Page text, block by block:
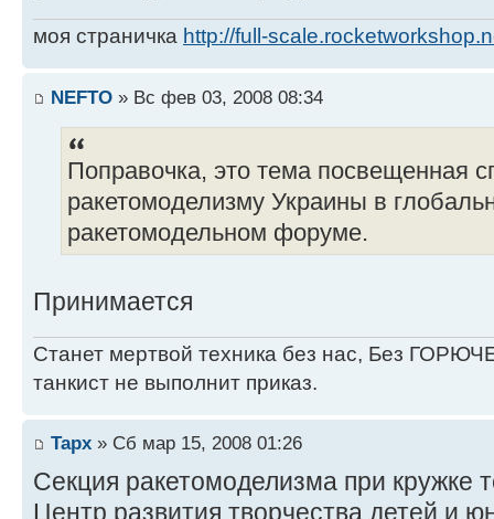
моя страничка http://full-
NEFTO » Вс фев 03, 2008 08:34
Поправочка, это тема посвещенная
ракетомоделизму Украины в
ракетомодельном форуме.
Принимается
Станет мертвой техника без нас, Без
танкист не выполнит приказ.
Tapx » Сб мар 15, 2008 01:26
Секция ракетомоделизма при кружке
Центр развития творчества детей и